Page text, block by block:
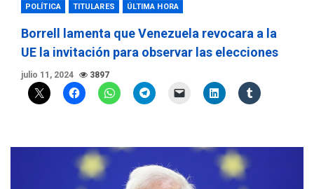
POLÍTICA TITULARES ÚLTIMA HORA
Borrell lamenta que Venezuela revocara a la
UE la invitación para observar las elecciones
julio 11, 2024 3897